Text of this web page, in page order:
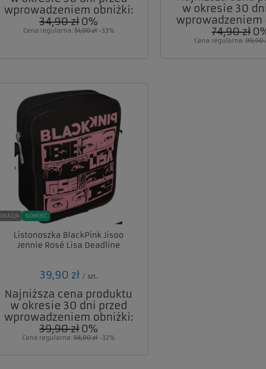
wprowadzeniem obniżki:
34,90 zł 0%
Cena regularna:51,90 zł -33%
w okresie 30
wprowadzeniem
74,90 zł
Cena regularna:99,90
OKAZJA NOWOŚĆ
Listonoszka BlackPink Jisoo
Jennie Rosé Lisa Deadline
39,90 zł / szt.
Najniższa cena produktu
w okresie 30 dni przed
wprowadzeniem obniżki:
39,90 zł 0%
Cena regularna: 58,90 zł -32%